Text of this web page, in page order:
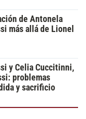
de Antonela
más allá de Lionel
y Celia Cuccitinni,
problemas
y sacrificio